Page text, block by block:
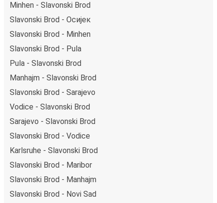
Minhen - Slavonski Brod
Slavonski Brod - Осијек
Slavonski Brod - Minhen
Slavonski Brod - Pula
Pula - Slavonski Brod
Manhajm - Slavonski Brod
Slavonski Brod - Sarajevo
Vodice - Slavonski Brod
Sarajevo - Slavonski Brod
Slavonski Brod - Vodice
Karlsruhe - Slavonski Brod
Slavonski Brod - Maribor
Slavonski Brod - Manhajm
Slavonski Brod - Novi Sad